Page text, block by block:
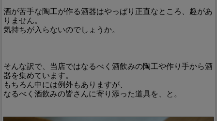
酒が苦手な陶工が作る酒器はやっぱり正直なところ、趣があ
りません。
気持ちが入らないのでしょうか。
そんな訳で、当店ではなるべく酒飲みの陶工や作り手から酒
器を集めています。
もちろん中には例外もありますが、
なるべく酒飲みの皆さんに寄り添った道具を、と。